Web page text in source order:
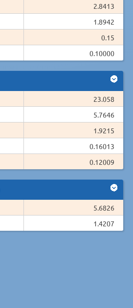
2.8413
1.8942
0.15
0.10000
23.058
5.7646
1.9215
0.16013
0.12009
5.6826
1.4207